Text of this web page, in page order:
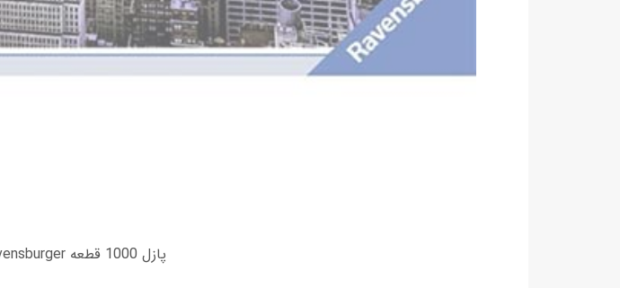
پازل 1000 قطعه Ravensburger طرح نیویورک بزرگ